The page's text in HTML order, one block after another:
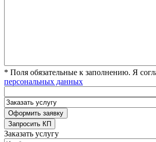
* Поля обязательные к заполнению. Я
персональных данных
Заказать услугу